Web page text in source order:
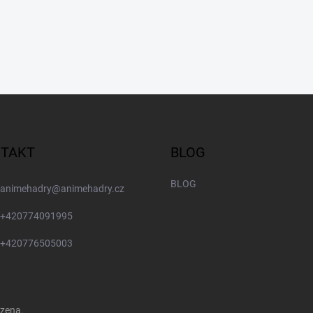
animehadry@animehadry.cz
+420774091995
+420776505003
BLOG
BLOG